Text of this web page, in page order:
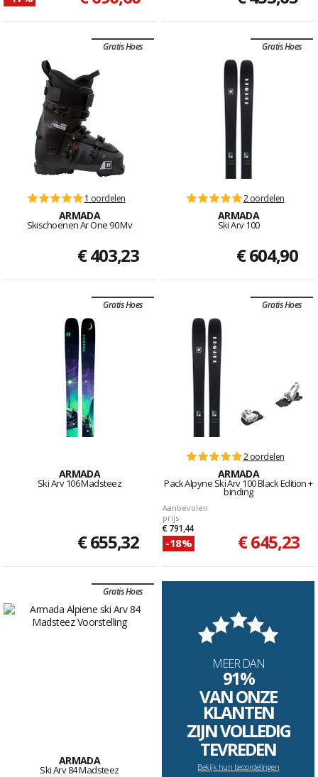
Gratis Hoes
1 oordelen
ARMADA
Skischoenen Ar One 90 Mv
€ 403,23
Gratis Hoes
2 oordelen
ARMADA
Ski Arv 100
€ 604,90
Gratis Hoes
ARMADA
Ski Arv 106 Madsteez
€ 655,32
Gratis Hoes
2 oordelen
ARMADA
Pack Alpyne Ski Arv 100 Black Edition +
binding
Aanbevolen
prijs
€ 791,44
-18% € 645,23
Gratis Hoes
ARMADA
Ski Arv 84 Madsteez
MEER DAN
91%
VAN ONZE
KLANTEN
ZIJN VOLLEDIG
TEVREDEN
Bekijk hun beoordelingen